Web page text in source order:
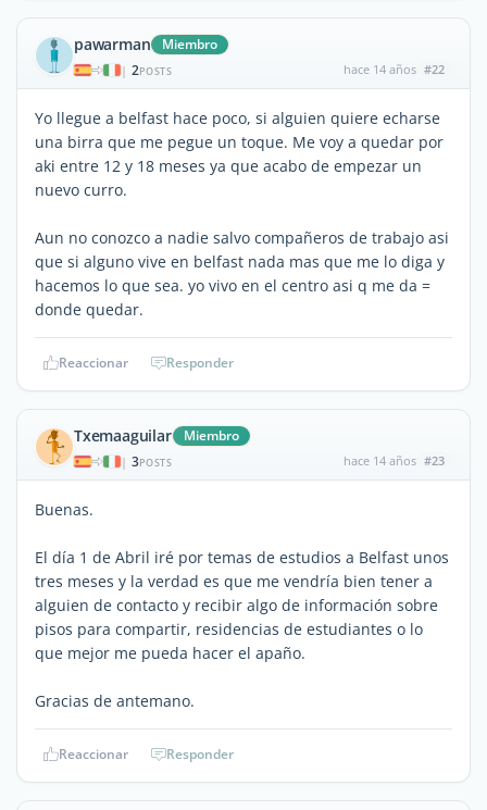
pawarman Miembro
| 2POSTS hace 14 años #22
Yo llegue a belfast hace poco, si alguien quiere echarse
una birra que me pegue un toque. Me voy a quedar por
aki entre 12 y 18 meses ya que acabo de empezar un
nuevo curro.
Aun no conozco a nadie salvo compañeros de trabajo asi
que si alguno vive en belfast nada mas que me lo diga y
hacemos lo que sea. yo vivo en el centro asi q me da =
donde quedar.
Reaccionar Responder
Txemaaguilar Miembro
| 3POSTS hace 14 años #23
Buenas.
El día 1 de Abril iré por temas de estudios a Belfast unos
tres meses y la verdad es que me vendría bien tener a
alguien de contacto y recibir algo de información sobre
pisos para compartir, residencias de estudiantes o lo
que mejor me pueda hacer el apaño.
Gracias de antemano.
Reaccionar Responder